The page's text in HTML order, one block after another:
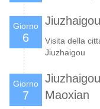
Giorno
6
Jiuzhaigou
Visita della
Jiuzhaigou
Giorno
7
Maoxian